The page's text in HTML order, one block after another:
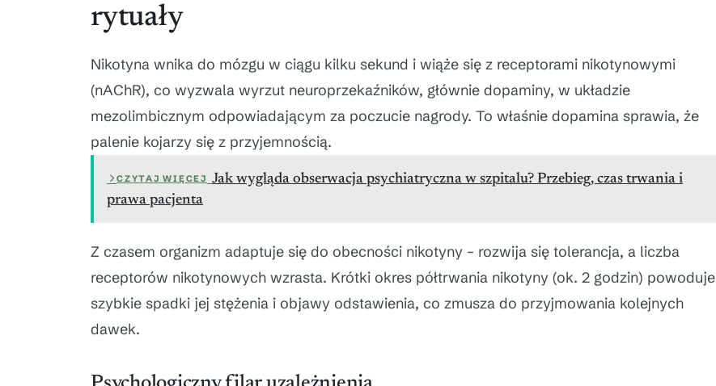
rytuały
Nikotyna wnika do mózgu w ciągu kilku sekund i wiąże się z receptorami nikotynowymi
(nAChR), co wyzwala wyrzut neuroprzekaźników, głównie dopaminy, w układzie
mezolimbicznym odpowiadającym za poczucie nagrody. To właśnie dopamina sprawia, że
palenie kojarzy się z przyjemnością.
CZYTAJ WIĘCEJ Jak wygląda obserwacja psychiatryczna w szpitalu? Przebieg, czas trwania i
prawa pacjenta
Z czasem organizm adaptuje się do obecności nikotyny – rozwija się tolerancja, a liczba
receptorów nikotynowych wzrasta. Krótki okres półtrwania nikotyny (ok. 2 godzin) powoduje
szybkie spadki jej stężenia i objawy odstawienia, co zmusza do przyjmowania kolejnych
dawek.